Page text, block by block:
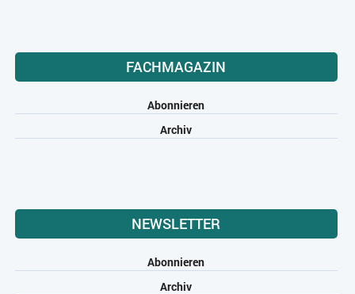
FACHMAGAZIN
Abonnieren
Archiv
NEWSLETTER
Abonnieren
Archiv